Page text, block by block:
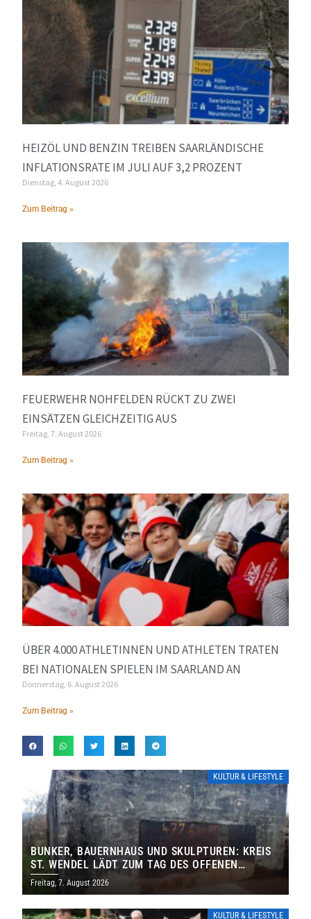
HEIZÖL UND BENZIN TREIBEN SAARLÄNDISCHE
INFLATIONSRATE IM JULI AUF 3,2 PROZENT
Dienstag, 4. August 2026
Zum Beitrag »
FEUERWEHR NOHFELDEN RÜCKT ZU ZWEI
EINSÄTZEN GLEICHZEITIG AUS
Freitag, 7. August 2026
Zum Beitrag »
ÜBER 4.000 ATHLETINNEN UND ATHLETEN TRATEN
BEI NATIONALEN SPIELEN IM SAARLAND AN
Donnerstag, 6. August 2026
Zum Beitrag »
KULTUR & LIFESTYLE
BUNKER, BAUERNHAUS UND SKULPTUREN: KREIS
ST. WENDEL LÄDT ZUM TAG DES OFFENEN
DENKMALS EIN
Freitag, 7. August 2026
KULTUR & LIFESTYLE